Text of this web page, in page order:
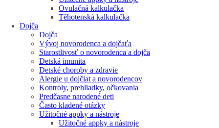
Ovulačná kalkulačka
Těhotenská kalkulačka
Dojča
Dojča
Vývoj novorodenca a dojčaťa
Starostlivosť o novorodenca a dojča
Detská imunita
Detské choroby a zdravie
Alergie u dojčiat a novorodencov
Kontroly, prehliadky, očkovania
Predčasne narodené deti
Často kladené otázky
Užitočné appky a nástroje
Užitočné appky a nástroje